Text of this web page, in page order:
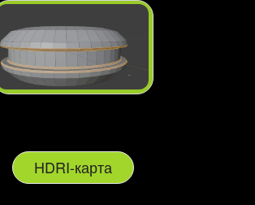
HDRI-карта